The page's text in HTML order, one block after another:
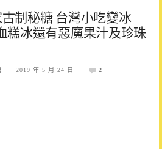
古制秘糖 台灣小吃變冰
糕冰還有惡魔果汁及珍珠
2019 年 5 月 24 日 2